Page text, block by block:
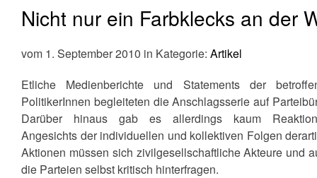
Nicht nur ein Farbklecks an der
vom 1. September 2010 in Kategorie: Artikel
Etliche Medienberichte und Statements der
PolitikerInnen begleiteten die Anschlagsserie auf
Darüber hinaus gab es allerdings kaum
Angesichts der individuellen und kollektiven Folgen
Aktionen müssen sich zivilgesellschaftliche Akteure und
die Parteien selbst kritisch hinterfragen.